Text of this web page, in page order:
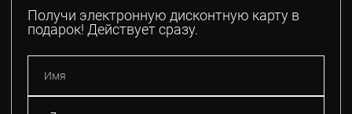
Получи электронную дисконтную карту в
подарок! Действует сразу.